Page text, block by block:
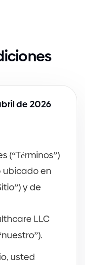
de 2026
(“Términos”)
ubicado en
)y de
LLC
).
usted